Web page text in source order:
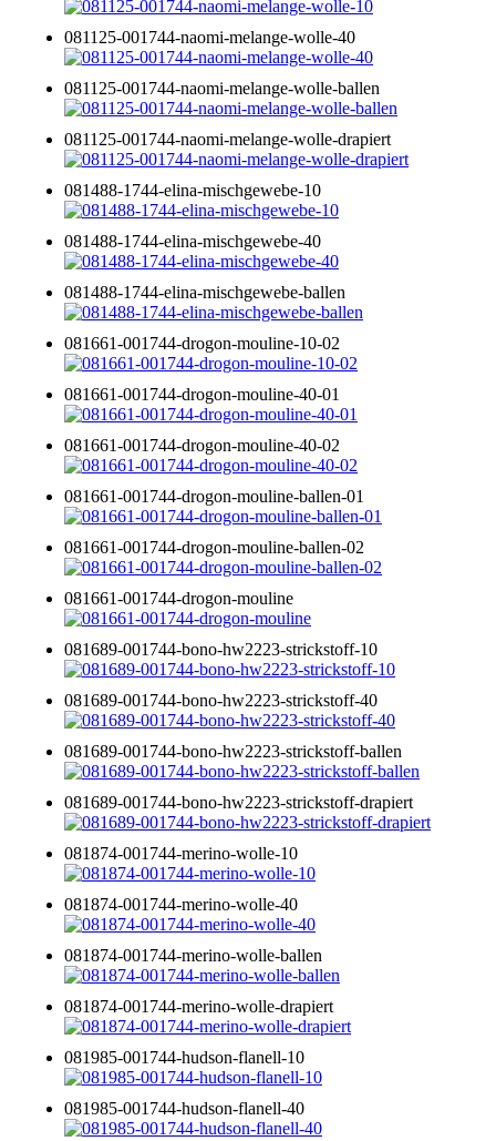
081125-001744-naomi-melange-wolle-40
081125-001744-naomi-melange-wolle-ballen
081125-001744-naomi-melange-wolle-drapiert
081488-1744-elina-mischgewebe-10
081488-1744-elina-mischgewebe-40
081488-1744-elina-mischgewebe-ballen
081661-001744-drogon-mouline-10-02
081661-001744-drogon-mouline-40-01
081661-001744-drogon-mouline-40-02
081661-001744-drogon-mouline-ballen-01
081661-001744-drogon-mouline-ballen-02
081661-001744-drogon-mouline
081689-001744-bono-hw2223-strickstoff-10
081689-001744-bono-hw2223-strickstoff-40
081689-001744-bono-hw2223-strickstoff-ballen
081689-001744-bono-hw2223-strickstoff-drapiert
081874-001744-merino-wolle-10
081874-001744-merino-wolle-40
081874-001744-merino-wolle-ballen
081874-001744-merino-wolle-drapiert
081985-001744-hudson-flanell-10
081985-001744-hudson-flanell-40